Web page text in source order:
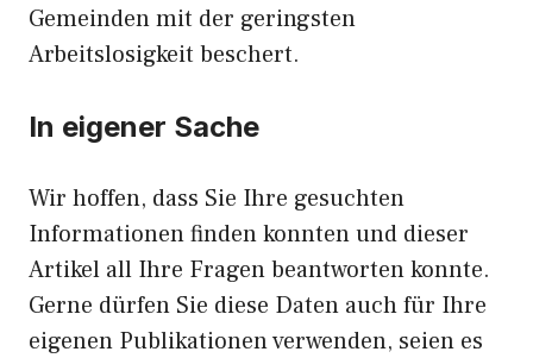
Gemeinden mit der geringsten
Arbeitslosigkeit beschert.
In eigener Sache
Wir hoffen, dass Sie Ihre gesuchten
Informationen finden konnten und dieser
Artikel all Ihre Fragen beantworten konnte.
Gerne dürfen Sie diese Daten auch für Ihre
eigenen Publikationen verwenden, seien es